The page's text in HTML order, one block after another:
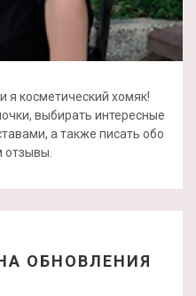
я косметический хомяк!
выбирать интересные
а также писать обо
отзывы.
ОБНОВЛЕНИЯ